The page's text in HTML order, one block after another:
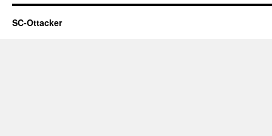
SC-Ottacker